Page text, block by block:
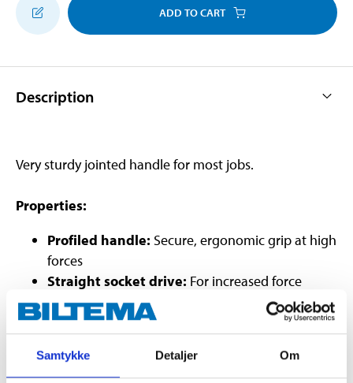
Samtykke Detaljer Om
ADD TO CART
Description
Very sturdy jointed handle for most jobs.
Properties:
Profiled handle: Secure, ergonomic grip at high
forces
Straight socket drive: For increased force
transfer
Polished chrome:
Durable, easily wiped surface